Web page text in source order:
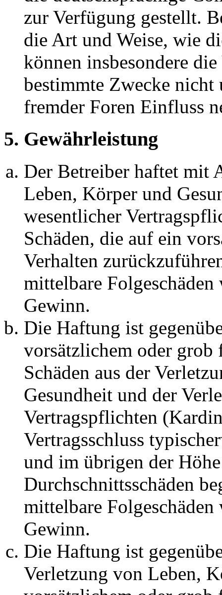
zur Verfügung gestellt.
die Art und Weise, wie
können insbesondere
bestimmte Zwecke nicht
fremder Foren Einfluss
5. Gewährleistung
Der Betreiber haftet mit
Leben, Körper und
wesentlicher
Schäden, die auf ein
Verhalten
mittelbare Folgeschäden
Gewinn.
Die Haftung ist
vorsätzlichem oder grob
Schäden aus der
Gesundheit und der
Vertragspflichten
Vertragsschluss
und im übrigen der
Durchschnittsschäden
mittelbare Folgeschäden
Gewinn.
Die Haftung ist
Verletzung von Leben,